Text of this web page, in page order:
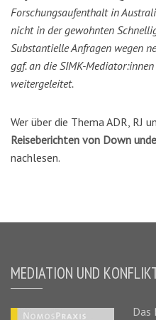
Forschungsaufenthalt in
nicht in der gewohnten
Substantielle Anfragen wegen
ggf. an die SIMK-
weitergeleitet.
Wer über die Thema ADR, RJ
Reiseberichten von Down
nachlesen.
MEDIATION UND
Das